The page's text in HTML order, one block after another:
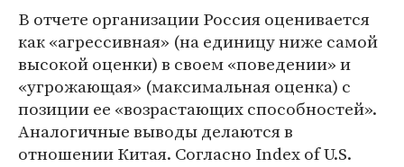
В отчете организации Россия оценивается
как «агрессивная» (на единицу ниже самой
высокой оценки) в своем «поведении» и
«угрожающая» (максимальная оценка) с
позиции ее «возрастающих способностей».
Аналогичные выводы делаются в
отношении Китая. Согласно Index of U.S.